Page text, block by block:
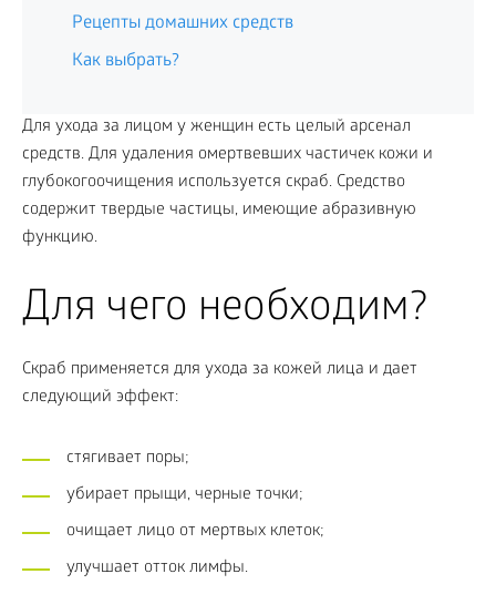
Рецепты домашних средств
Как выбрать?
Для ухода за лицом у женщин есть целый арсенал
средств. Для удаления омертвевших частичек кожи и
глубокогоочищения используется скраб. Средство
содержит твердые частицы, имеющие абразивную
функцию.
Для чего необходим?
Скраб применяется для ухода за кожей лица и дает
следующий эффект:
стягивает поры;
убирает прыщи, черные точки;
очищает лицо от мертвых клеток;
улучшает отток лимфы.